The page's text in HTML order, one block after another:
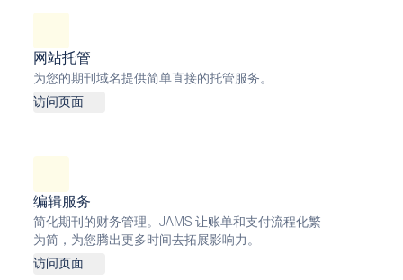
网站托管
为您的期刊域名提供简单直接的托管服务。
访问页面
编辑服务
简化期刊的财务管理。JAMS 让账单和支付流程化繁
为简，为您腾出更多时间去拓展影响力。
访问页面